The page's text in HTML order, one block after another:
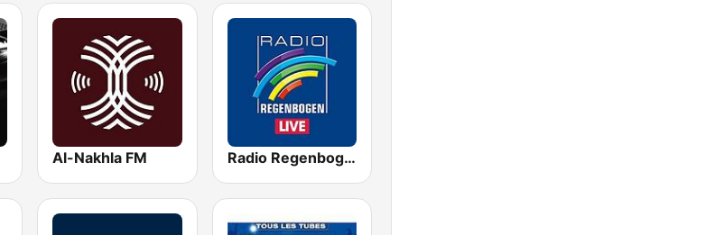
Al-Nakhla FM Radio Regenbogen